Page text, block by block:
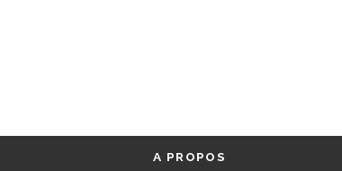
A PROPOS